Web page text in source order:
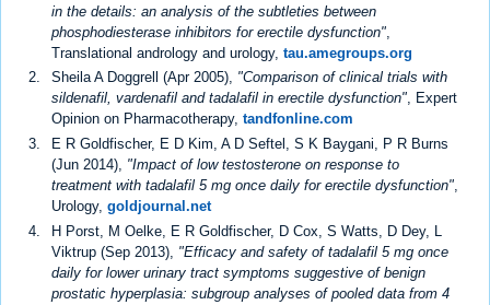
in the details: an analysis of the subtleties between
phosphodiesterase inhibitors for erectile dysfunction"
Translational andrology and urology, tau.amegroups.org
Sheila A Doggrell (Apr 2005), "Comparison of clinical trials with
sildenafil, vardenafil and tadalafil in erectile dysfunction", Expert
Opinion on Pharmacotherapy, tandfonline.com
E R Goldfischer, E D Kim, A D Seftel, S K Baygani, P R Burns
(Jun 2014), "Impact of low testosterone on response to
treatment with tadalafil 5 mg once daily for erectile dysfunction",
Urology, goldjournal.net
H Porst, M Oelke, E R Goldfischer, D Cox, S Watts, D Dey, L
Viktrup (Sep 2013), "Efficacy and safety of tadalafil 5 mg once
daily for lower urinary tract symptoms suggestive of benign
prostatic hyperplasia: subgroup analyses of pooled data from 4